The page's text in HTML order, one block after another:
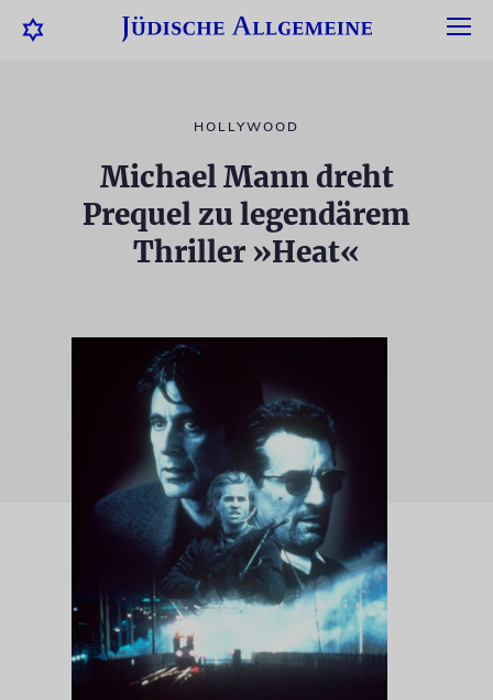
HOLLYWOOD
Michael Mann dreht
Prequel zu legendärem
Thriller »Heat«